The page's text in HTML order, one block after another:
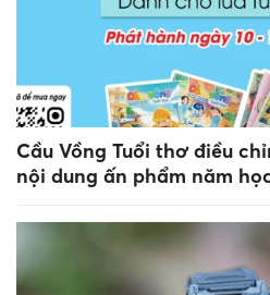
Cầu Vồng Tuổi thơ điều
nội dung ấn phẩm năm